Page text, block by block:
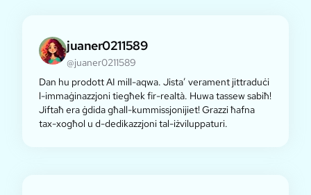
juaner0211589
@juaner0211589
Dan hu prodott AI mill-aqwa. Jista’ verament jittraduċi
l-immaġinazzjoni tiegħek fir-realtà. Huwa tassew sabiħ!
Jiftaħ era ġdida għall-kummissjonijiet! Grazzi ħafna
tax-xogħol u d-dedikazzjoni tal-iżviluppaturi.